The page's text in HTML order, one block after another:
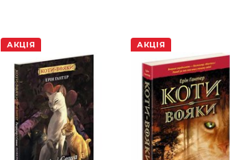
АКЦІЯ АКЦІЯ